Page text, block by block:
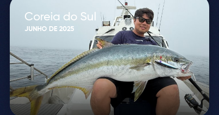
Coreia do Sul
JUNHO DE 2025